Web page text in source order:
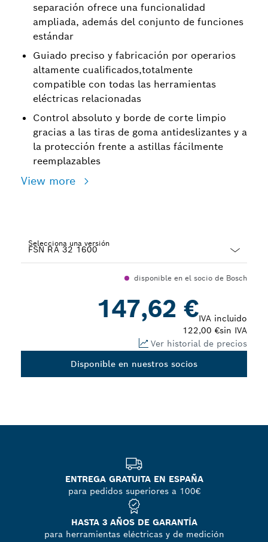
separación ofrece una funcionalidad
ampliada, además del conjunto de funciones
estándar
Guiado preciso y fabricación por operarios
altamente cualificados,totalmente
compatible con todas las herramientas
eléctricas relacionadas
Control absoluto y borde de corte limpio
gracias a las tiras de goma antideslizantes y a
la protección frente a astillas fácilmente
reemplazables
View more
Selecciona una versión
disponible en el socio de Bosch
147,62 €IVA incluido
122,00 €sin IVA
Ver historial de precios
Disponible en nuestros socios
ENTREGA GRATUITA EN ESPAÑA
para pedidos superiores a 100€
HASTA 3 AÑOS DE GARANTÍA
para herramientas eléctricas y de medición